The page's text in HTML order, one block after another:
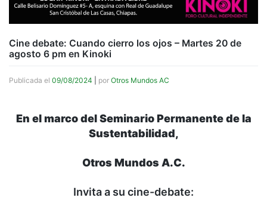
Cine debate: Cuando cierro los ojos – Martes 20 de
agosto 6 pm en Kinoki
Publicada el 09/08/2024 por Otros Mundos AC
En el marco del Seminario Permanente de la
Sustentabilidad,
Otros Mundos A.C.
Invita a su cine-debate: